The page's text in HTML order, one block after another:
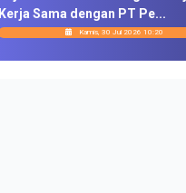
Kerja Sama dengan PT Pe...
Kamis, 30 Jul 2026 10:20